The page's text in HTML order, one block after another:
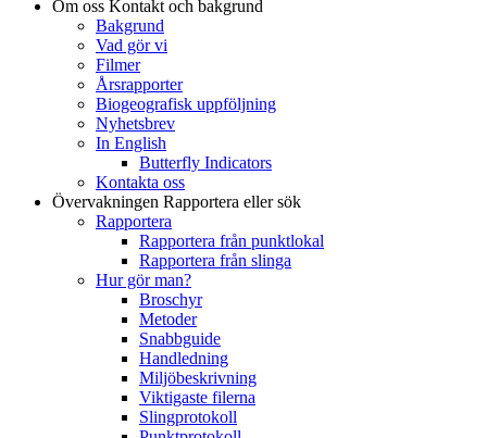
Om oss Kontakt och bakgrund
Bakgrund
Vad gör vi
Filmer
Årsrapporter
Biogeografisk uppföljning
Nyhetsbrev
In English
Butterfly Indicators
Kontakta oss
Övervakningen Rapportera eller sök
Rapportera
Rapportera från punktlokal
Rapportera från slinga
Hur gör man?
Broschyr
Metoder
Snabbguide
Handledning
Miljöbeskrivning
Viktigaste filerna
Slingprotokoll